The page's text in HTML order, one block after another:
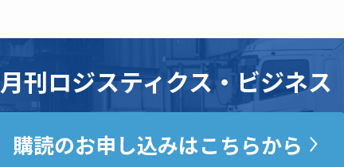
月刊ロジスティクス・ビジネス
購読のお申し込みはこちらから